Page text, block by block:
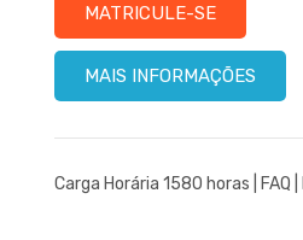
MATRICULE-SE
MAIS INFORMAÇÕES
Carga Horária 1580 horas | FAQ